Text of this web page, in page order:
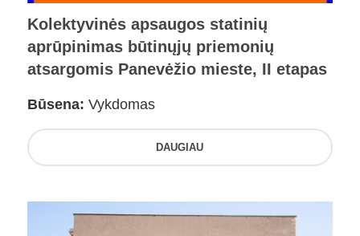
Kolektyvinės apsaugos statinių
aprūpinimas būtinųjų priemonių
atsargomis Panevėžio mieste, II etapas
Būsena: Vykdomas
DAUGIAU